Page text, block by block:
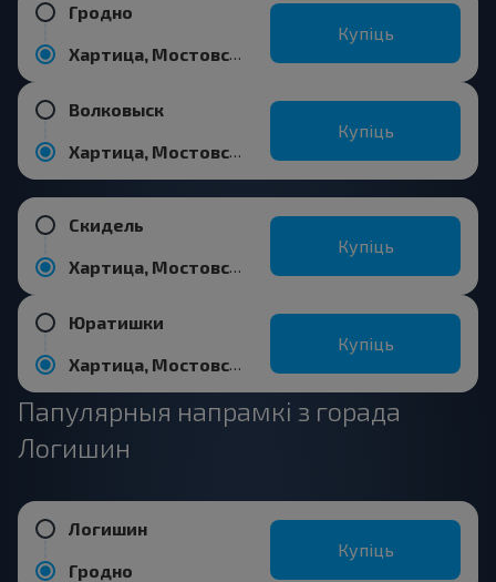
Гродно
Хартица, Мостовский р-н ГРОДНЕНСКАЯ ОБЛ.
Купіць
Волковыск
Хартица, Мостовский р-н ГРОДНЕНСКАЯ ОБЛ.
Купіць
Скидель
Хартица, Мостовский р-н ГРОДНЕНСКАЯ ОБЛ.
Купіць
Юратишки
Хартица, Мостовский р-н ГРОДНЕНСКАЯ ОБЛ.
Купіць
Папулярныя напрамкі з горада
Логишин
Логишин
Гродно
Купіць